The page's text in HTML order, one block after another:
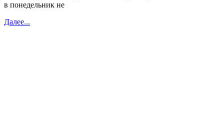
в понедельник не
Далее...